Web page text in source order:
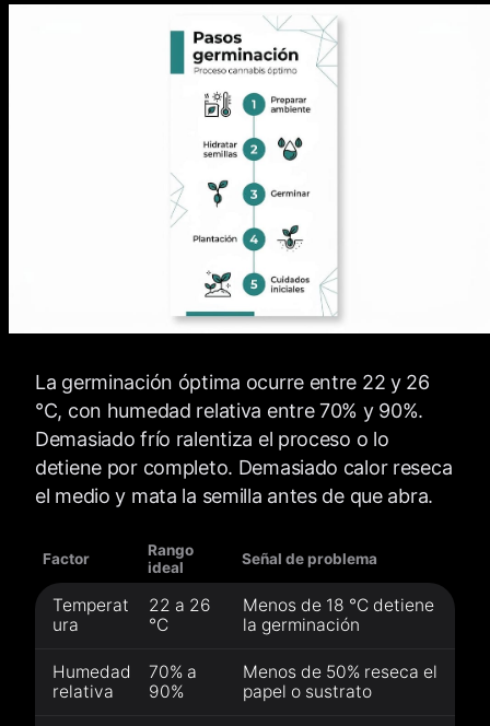
La germinación óptima ocurre entre 22 y 26
°C, con humedad relativa entre 70% y 90%.
Demasiado frío ralentiza el proceso o lo
detiene por completo. Demasiado calor reseca
el medio y mata la semilla antes de que abra.
Factor
Rango
ideal
Señal de problema
Temperat
ura
22 a 26
°C
Menos de 18 °C detiene
la germinación
Humedad
relativa
70% a
90%
Menos de 50% reseca el
papel o sustrato